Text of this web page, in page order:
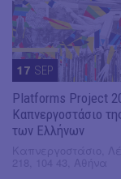
17 SEP
Platforms Project
Καπνεργοστάσιο
των Ελλήνων